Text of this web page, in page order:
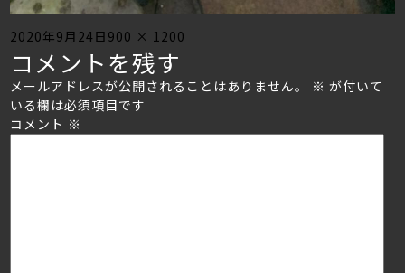
Posted
on
2020年9月24日 Full
size
900 × 1200
コメントを残す
メールアドレスが公開されることはありません。 ※ が付いて
いる欄は必須項目です
コメント ※